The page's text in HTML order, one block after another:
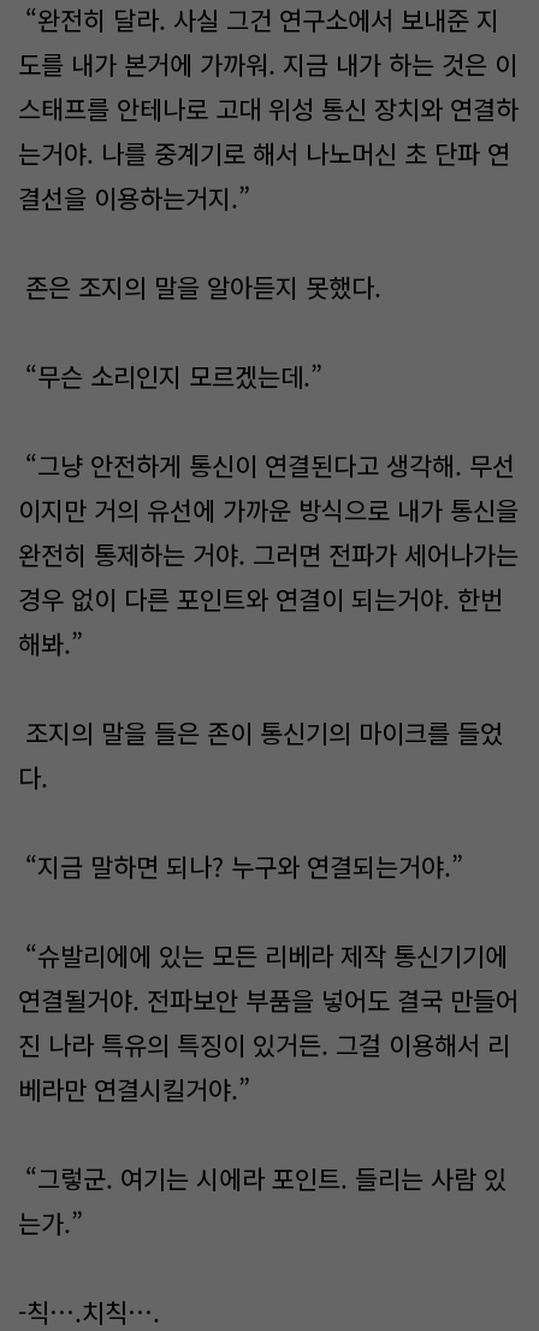
“완전히 달라. 사실 그건 연구소에서 보내준 지
도를 내가 본거에 가까워. 지금 내가 하는 것은 이
스태프를 안테나로 고대 위성 통신 장치와 연결하
는거야. 나를 중계기로 해서 나노머신 초 단파 연
결선을 이용하는거지.”
존은 조지의 말을 알아듣지 못했다.
“무슨 소리인지 모르겠는데.”
“그냥 안전하게 통신이 연결된다고 생각해. 무선
이지만 거의 유선에 가까운 방식으로 내가 통신을
완전히 통제하는 거야. 그러면 전파가 세어나가는
경우 없이 다른 포인트와 연결이 되는거야. 한번
해봐.”
조지의 말을 들은 존이 통신기의 마이크를 들었
다.
“지금 말하면 되나? 누구와 연결되는거야.”
“슈발리에에 있는 모든 리베라 제작 통신기기에
연결될거야. 전파보안 부품을 넣어도 결국 만들어
진 나라 특유의 특징이 있거든. 그걸 이용해서 리
베라만 연결시킬거야.”
“그렇군. 여기는 시에라 포인트. 들리는 사람 있
는가.”
-칙….치칙….